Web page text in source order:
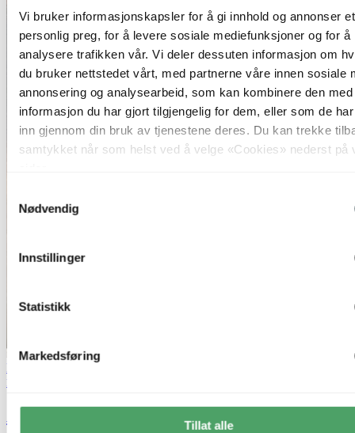
Vi bruker informasjonskapsler for å gi innhold og annonser et
personlig preg, for å levere sosiale mediefunksjoner og for å
analysere trafikken vår. Vi deler dessuten informasjon om
du bruker nettstedet vårt, med partnerne våre innen sosiale
annonsering og analysearbeid, som kan kombinere den med
informasjon du har gjort tilgjengelig for dem, eller som de
inn gjennom din bruk av tjenestene deres. Du kan trekke
samtykket når som helst ved å velge «Cookies» nederst på
Nødvendig
Innstillinger
Statistikk
Markedsføring
Tillat alle
Bestselger
Nova Life
Arve vegglampe 40cm brun